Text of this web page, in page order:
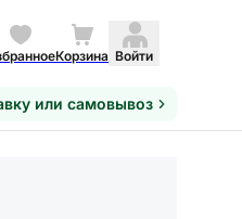
Корзина Войти
или самовывоз